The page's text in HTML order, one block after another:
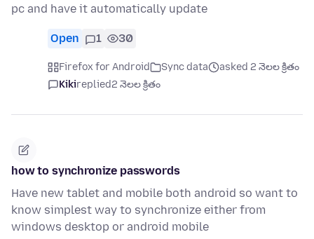
pc and have it automatically update
Open 1 30
Firefox for Android Sync data
asked 2 నెలల క్రితం
Kikireplied2 నెలల క్రితం
how to synchronize passwords
Have new tablet and mobile both android so want to
know simplest way to synchronize either from
windows desktop or android mobile